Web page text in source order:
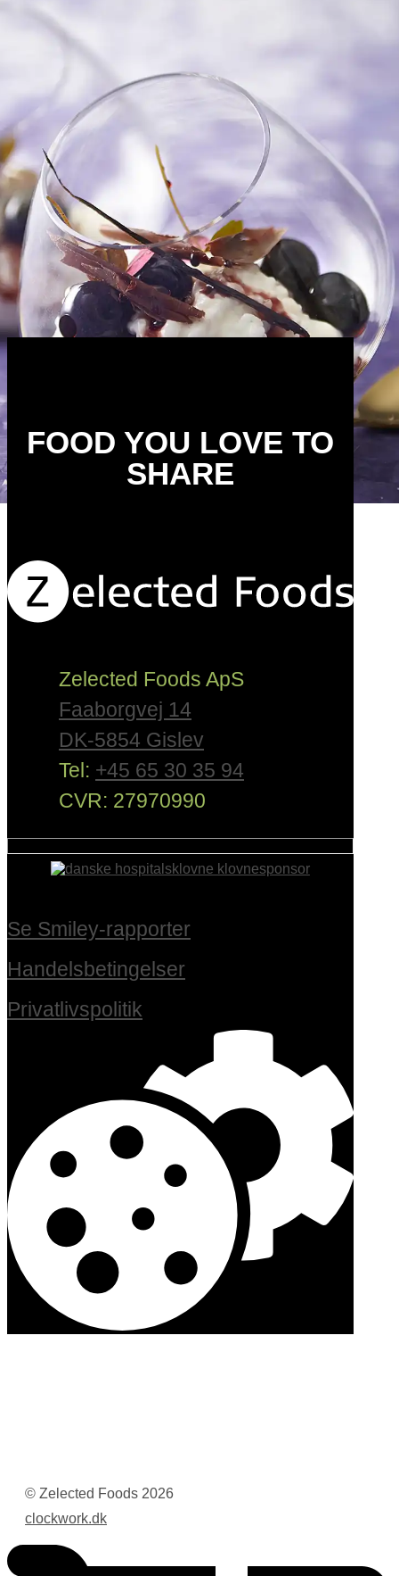
FOOD YOU LOVE TO
SHARE
Zelected Foods ApS
Faaborgvej 14
DK-5854 Gislev
Tel: +45 65 30 35 94
CVR: 27970990
Se Smiley-rapporter
Handelsbetingelser
Privatlivspolitik
© Zelected Foods 2026
clockwork.dk